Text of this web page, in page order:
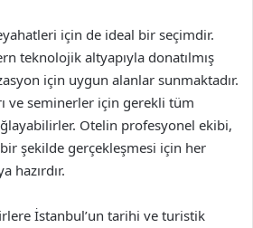
için de ideal bir seçimdir.
teknolojik altyapıyla donatılmış
için uygun alanlar sunmaktadır.
ve seminerler için gerekli tüm
Otelin profesyonel ekibi,
şekilde gerçekleşmesi için her
hazırdır.
İstanbul’un tarihi ve turistik